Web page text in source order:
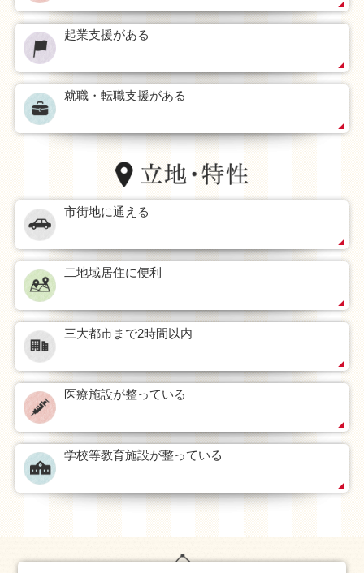
起業支援がある
就職・転職支援がある
市街地に通える
二地域居住に便利
三大都市まで2時間以内
医療施設が整っている
学校等教育施設が整っている